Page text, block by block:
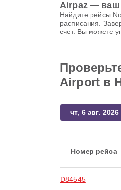
Airpaz — ваш
Найдите рейсы
расписания.
счет. Вы можете
Airport в
чт, 6 авг. 2026
Номер рейса
D84545